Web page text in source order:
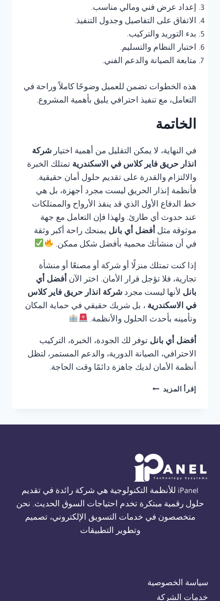
إعداد عرض فني ومالي مناسب.
الاتفاق على التفاصيل وجدول التنفيذ.
بدء التوريد والتركيب.
اختبار النظام والتسليم.
متابعة الصيانة والدعم الفني.
هذه الخطوات تضمن للعميل وضوحًا كاملاً وراحة في
التعامل، مع تنفيذ احترافي يليق بأهمية المشروع.
الخاتمة
في النهاية، لا يمكن التقليل من أهمية اختيار شركة
انذار حريق فاير كلاس في الاسكندرية تمتلك الخبرة
والالتزام والقدرة على تقديم حلول أمان حقيقية.
فأنظمة إنذار الحريق ليست مجرد أجهزة، بل هي
خط الدفاع الأول الذي قد ينقذ الأرواح والممتلكات
عند حدوث أي طارئ. ولهذا فإن التعامل مع جهة
موثوقة مثل أفضل أي بانل يمنحك راحة أكبر وثقة
في أن منشأتك محمية بأفضل شكل ممكن.
إذا كنت تمتلك منزلًا أو شركة أو مصنعًا أو منشأة
تجارية، فلا تؤجل قرار الأمان. اختر الآن أفضل أي
بانل لأنها ليست مجرد شركة انذار حريق فاير كلاس
في الاسكندرية ، بل شريك حقيقي في حماية المكان
وتأمينه بأحدث الحلول والأنظمة.
أفضل أي بانل توفر لك الجودة، الخبرة، التركيب
الاحترافي، الصيانة الدورية، والدعم المستمر، لتظل
أنظمة الأمان لديك جاهزة دائمًا وقت الحاجة.
إقرأ المزيد شركة
01554305486
iPanel للأنظمة التكنولوجية هي شركة رائدة في تقديم
حلول رقمية مبتكرة تخدم احتياجات السوق الحديث. نحن
متخصصون في خدمات التسويق الإلكتروني، تصميم
وتطوير التطبيقات
سياسة الخصوصية
خدمات الشركة